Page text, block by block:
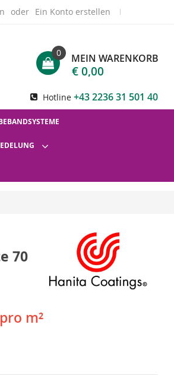
Ein Konto erstellen
MEIN WARENKORB
0
€ 0,00
Hotline +43 2236 31 501 40
70
m²